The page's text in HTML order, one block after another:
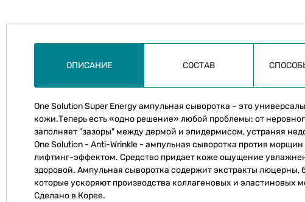
ОПИСАНИЕ СОСТАВ
One Solution Super Energy ампульная сыворотка – это
кожи.Теперь есть «одно решение» любой проблемы: от
заполняет "зазоры" между дермой и эпидермисом, устраняя
One Solution - Anti-Wrinkle - ампульная сыворотка против
лифтинг-эффектом. Средство придает коже ощущение
здоровой. Ампульная сыворотка содержит экстракты
которые ускоряют производства коллагеновых и эластиновых
Сделано в Корее.